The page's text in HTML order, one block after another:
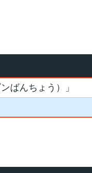
ばんちょう）」